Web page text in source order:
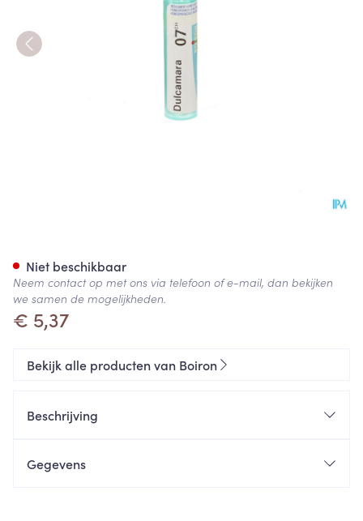
€ 5,37
Niet beschikbaar
Neem contact op met ons via telefoon of e-mail, dan bekijken
we samen de mogelijkheden.
Bekijk alle producten van Boiron
Beschrijving
Gegevens